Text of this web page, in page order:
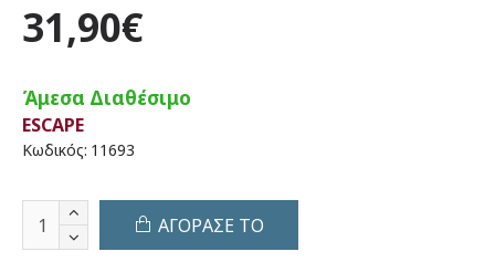
Άμεσα Διαθέσιμο
ESCAPE
Κωδικός: 11693
31,90€
ΑΓΟΡΑΣΕ ΤΟ